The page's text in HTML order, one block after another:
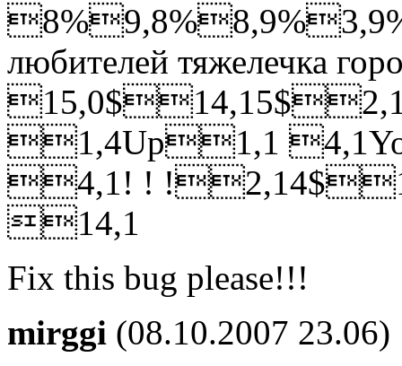
любителей тяжелечка
1,4Up1,1
4,1! !
14,1
Fix this bug please!!!
mirggi (08.10.2007 23.06)